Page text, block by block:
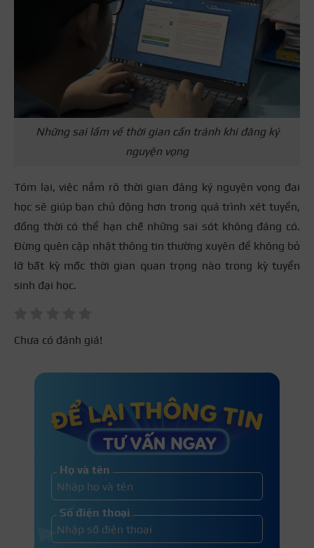
Những sai lầm về thời gian cần tránh khi đăng ký
nguyện vọng
Tóm lại, việc nắm rõ thời gian đăng ký nguyện vọng đại
học sẽ giúp bạn chủ động hơn trong quá trình xét tuyển,
đồng thời có thể hạn chế những sai sót không đáng có.
Đừng quên cập nhật thông tin thường xuyên để không bỏ
lỡ bất kỳ mốc thời gian quan trọng nào trong kỳ tuyển
sinh đại học.
Chưa có đánh giá!
Họ và tên
Số điện thoại